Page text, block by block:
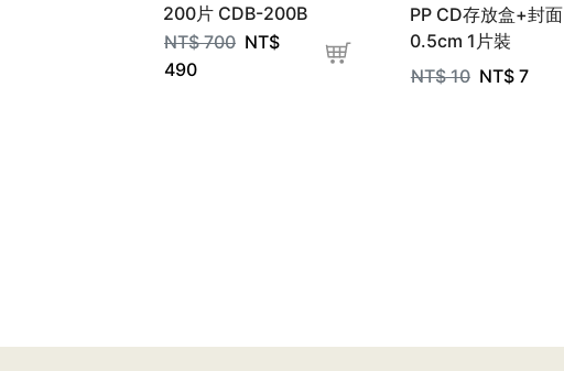
200片 CDB-200B
NT$700 NT$
490
PP CD存放盒+封面
0.5cm 1片裝
NT$10 NT$7